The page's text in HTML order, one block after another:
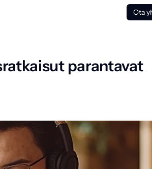
Ota
parantavat